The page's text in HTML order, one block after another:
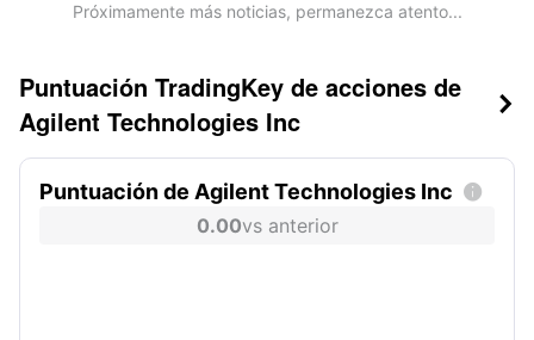
Próximamente más noticias, permanezca atento...
Puntuación TradingKey de acciones de
Agilent Technologies Inc

Puntuación de Agilent Technologies Inc 
0.00vs anterior